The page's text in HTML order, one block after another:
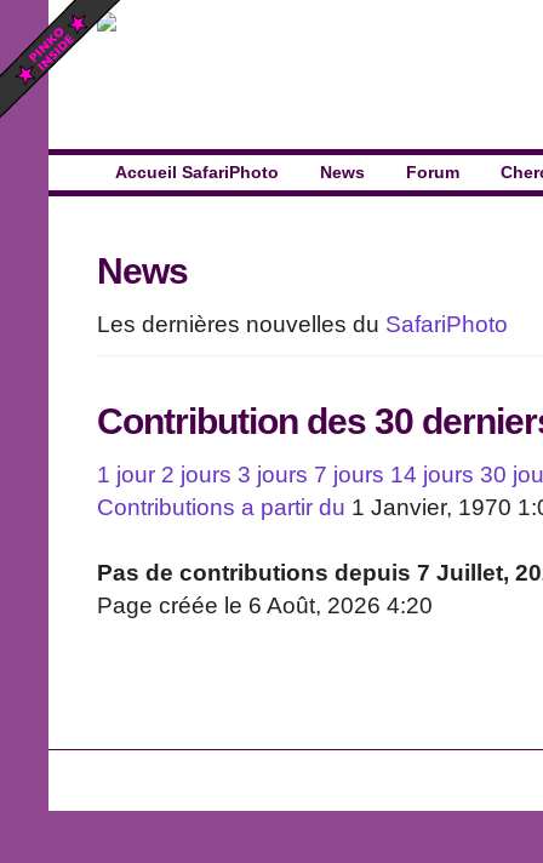
Accueil SafariPhoto News Forum
News
Les dernières nouvelles du SafariPhoto
Contribution des 30
1 jour 2 jours 3 jours 7 jours 14 jours 30
Contributions a partir du 1 Janvier, 1970
Pas de contributions depuis 7 Juillet,
Page créée le 6 Août, 2026 4:20